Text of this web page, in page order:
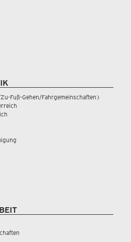
Fuß-Gehen/Fahrgemeinschaften)